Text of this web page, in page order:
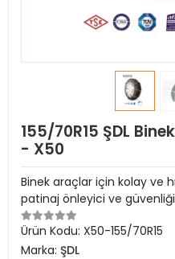
155/70R15 ŞDL
- X50
Binek araçlar için kolay ve
patinaj önleyici ve güvenliği
Ürün Kodu: X50-155/70R15
Marka: ŞDL